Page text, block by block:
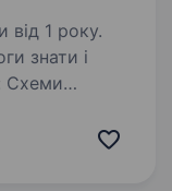
від 1 року.